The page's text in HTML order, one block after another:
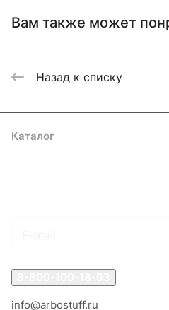
Вам также может
Назад к списку
Каталог
info@arbostuff.ru